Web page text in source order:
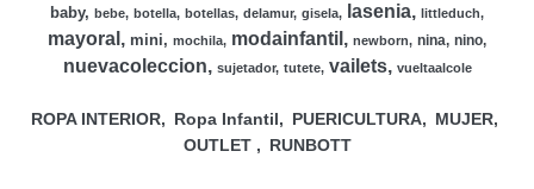
baby bebe botella botellas delamur gisela lasenia littleduch
mayoral mini mochila modainfantil newborn nina nino
nuevacoleccion sujetador tutete vailets vueltaalcole
ROPA INTERIOR Ropa Infantil PUERICULTURA
MUJER
OUTLET
RUNBOTT